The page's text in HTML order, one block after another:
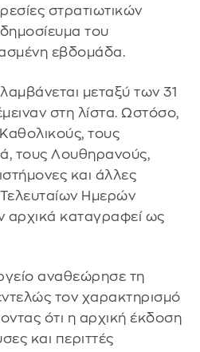
στρατιωτικών
του
εβδομάδα.
μεταξύ των 31
στη λίστα. Ωστόσο,
τους
τους Λουθηρανούς,
και άλλες
Ημερών
αρχικά καταγραφεί ως
αναθεώρησε τη
τον χαρακτηρισμό
ότι η αρχική έκδοση
και περιττές